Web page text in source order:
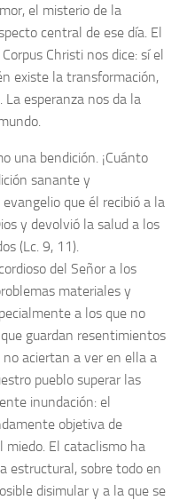
el misterio de la
central de ese día. El
Christi nos dice: sí el
existe la transformación,
esperanza nos da la
una bendición. ¡Cuánto
sanante y
que él recibió a la
y devolvió la salud a los
(Lc. 9, 11).
del Señor a los
materiales y
a los que no
guardan resentimientos
aciertan a ver en ella a
pueblo superar las
inundación: el
objetiva de
miedo. El cataclismo ha
estructural, sobre todo en
disimular y a la que se